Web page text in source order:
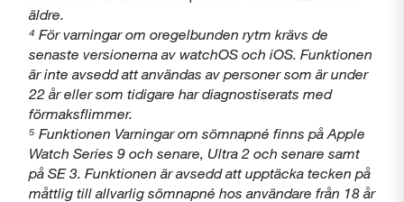
äldre.
⁴ För varningar om oregelbunden rytm krävs de
senaste versionerna av watchOS och iOS. Funktionen
är inte avsedd att användas av personer som är under
22 år eller som tidigare har diagnostiserats med
förmaksflimmer.
⁵ Funktionen Varningar om sömnapné finns på Apple
Watch Series 9 och senare, Ultra 2 och senare samt
på SE 3. Funktionen är avsedd att upptäcka tecken på
måttlig till allvarlig sömnapné hos användare från 18 år